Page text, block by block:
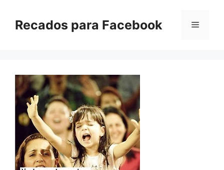
paraRecados para Facebook Menu